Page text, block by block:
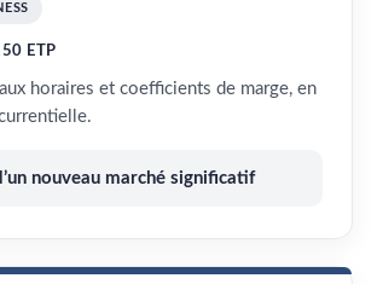
ETP
horaires et coefficients de marge, en
nouveau marché significatif